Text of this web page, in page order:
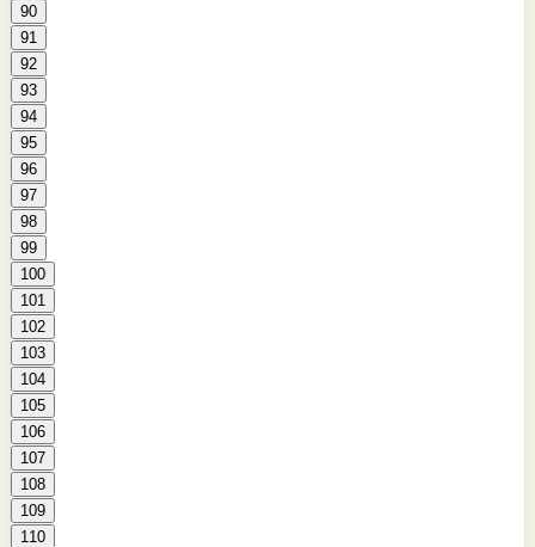
90
91
92
93
94
95
96
97
98
99
100
101
102
103
104
105
106
107
108
109
110